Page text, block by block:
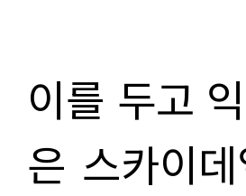
이를 두고
은 스카이